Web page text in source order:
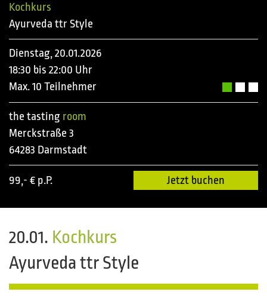
Kochkurs
Ayurveda ttr Style
Dienstag, 20.01.2026
18:30 bis 22:00 Uhr
Max. 10 Teilnehmer
the tasting room
Merckstraße 3
64283 Darmstadt
99,- € p.P. Jetzt buchen
20.01. Kochkurs
Ayurveda ttr Style